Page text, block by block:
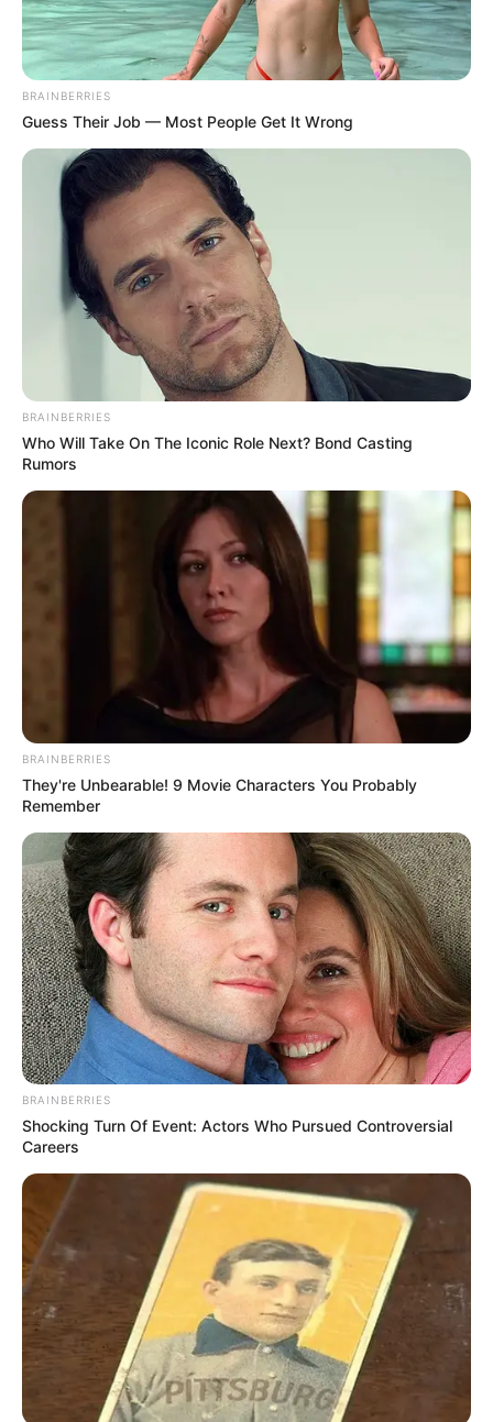
BRAINBERRIES
Guess Their Job — Most People Get It Wrong
BRAINBERRIES
Who Will Take On The Iconic Role Next? Bond Casting
Rumors
BRAINBERRIES
They're Unbearable! 9 Movie Characters You Probably
Remember
BRAINBERRIES
Shocking Turn Of Event: Actors Who Pursued Controversial
Careers